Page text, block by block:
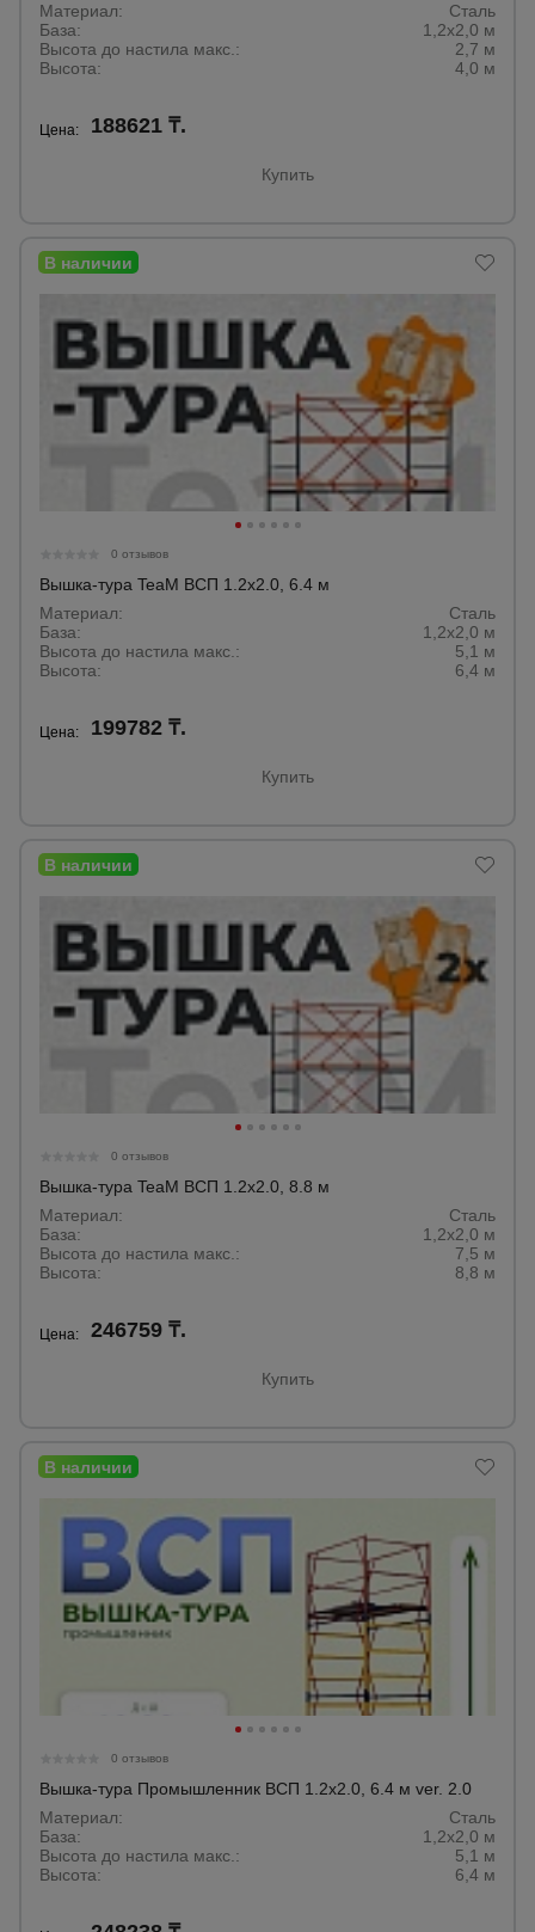
Материал:
Сталь
База:
1,2х2,0 м
Высота до настила макс.:
2,7 м
Высота:
4,0 м
Цена: 188621 ₸.
Купить
0 отзывов
Вышка-тура TeaM ВСП 1.2х2.0, 6.4 м
Материал:
Сталь
База:
1,2х2,0 м
Высота до настила макс.:
5,1 м
Высота:
6,4 м
Цена: 199782 ₸.
Купить
0 отзывов
Вышка-тура TeaM ВСП 1.2х2.0, 8.8 м
Материал:
Сталь
База:
1,2х2,0 м
Высота до настила макс.:
7,5 м
Высота:
8,8 м
Цена: 246759 ₸.
Купить
0 отзывов
Вышка-тура Промышленник ВСП 1.2х2.0, 6.4 м ver. 2.0
Материал:
Сталь
База:
1,2х2,0 м
Высота до настила макс.:
5,1 м
Высота:
6,4 м